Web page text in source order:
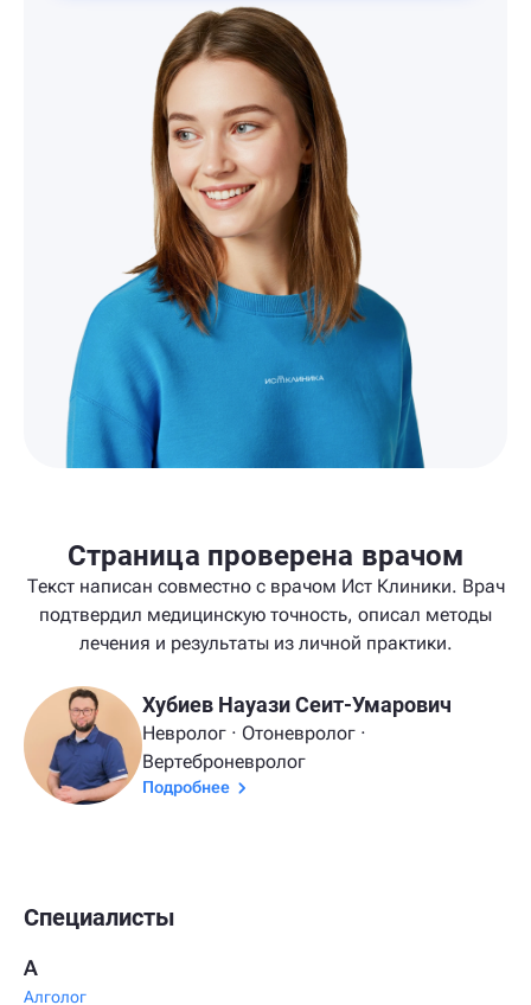
Страница проверена врачом
Текст написан совместно с врачом Ист Клиники. Врач
подтвердил медицинскую точность, описал методы
лечения и результаты из личной практики.
Хубиев Науази Сеит-Умарович
Невролог · Отоневролог ·
Вертеброневролог
Подробнее
Специалисты
А
Алголог